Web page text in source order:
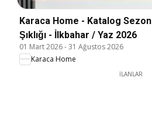
Karaca Home - Katalog
Şıklığı - İlkbahar / Yaz 2026
01 Mart 2026-31 Ağustos 2026
Karaca Home
İLANLAR